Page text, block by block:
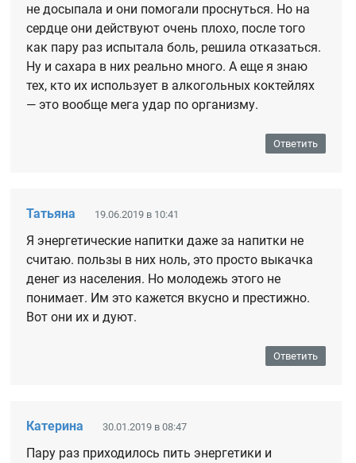
не досыпала и они помогали проснуться. Но на
сердце они действуют очень плохо, после того
как пару раз испытала боль, решила отказаться.
Ну и сахара в них реально много. А еще я знаю
тех, кто их использует в алкогольных коктейлях
— это вообще мега удар по организму.
Ответить
Татьяна 19.06.2019 в 10:41
Я энергетические напитки даже за напитки не
считаю. пользы в них ноль, это просто выкачка
денег из населения. Но молодежь этого не
понимает. Им это кажется вкусно и престижно.
Вот они их и дуют.
Ответить
Катерина 30.01.2019 в 08:47
Пару раз приходилось пить энергетики и